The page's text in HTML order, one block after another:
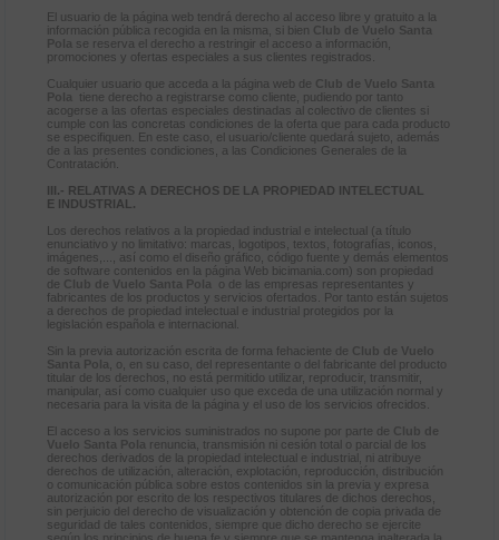
El usuario de la página web tendrá derecho al acceso libre y gratuito a la
información pública recogida en la misma, si bien
Club de Vuelo Santa
Pola se reserva el derecho a restringir el acceso a información,
promociones y ofertas especiales a sus clientes registrados.
Cualquier usuario que acceda a la página web de
Club de Vuelo Santa
Pola
tiene derecho a registrarse como cliente, pudiendo por tanto
acogerse a las ofertas especiales destinadas al colectivo de clientes si
cumple con las concretas condiciones de la oferta que para cada producto
se especifiquen. En este caso, el usuario/cliente quedará sujeto, además
de a las presentes condiciones, a las Condiciones Generales de la
Contratación.
III.- RELATIVAS A DERECHOS DE LA PROPIEDAD INTELECTUAL
E INDUSTRIAL.
Los derechos relativos a la propiedad industrial e intelectual (a título
enunciativo y no limitativo: marcas, logotipos, textos, fotografías, iconos,
imágenes,..., así como el diseño gráfico, código fuente y demás elementos
de software contenidos en la página Web bicimania.com) son propiedad
de
Club de Vuelo Santa Pola
o de las empresas representantes y
fabricantes de los productos y servicios ofertados. Por tanto están sujetos
a derechos de propiedad intelectual e industrial protegidos por la
legislación española e internacional.
Sin la previa autorización escrita de forma fehaciente de
Club de Vuelo
Santa Pola, o, en su caso, del representante o del fabricante del producto
titular de los derechos, no está permitido utilizar, reproducir, transmitir,
manipular, así como cualquier uso que exceda de una utilización normal y
necesaria para la visita de la página y el uso de los servicios ofrecidos.
El acceso a los servicios suministrados no supone por parte de
Club de
Vuelo Santa Pola renuncia, transmisión ni cesión total o parcial de los
derechos derivados de la propiedad intelectual e industrial, ni atribuye
derechos de utilización, alteración, explotación, reproducción, distribución
o comunicación pública sobre estos contenidos sin la previa y expresa
autorización por escrito de los respectivos titulares de dichos derechos,
sin perjuicio del derecho de visualización y obtención de copia privada de
seguridad de tales contenidos, siempre que dicho derecho se ejercite